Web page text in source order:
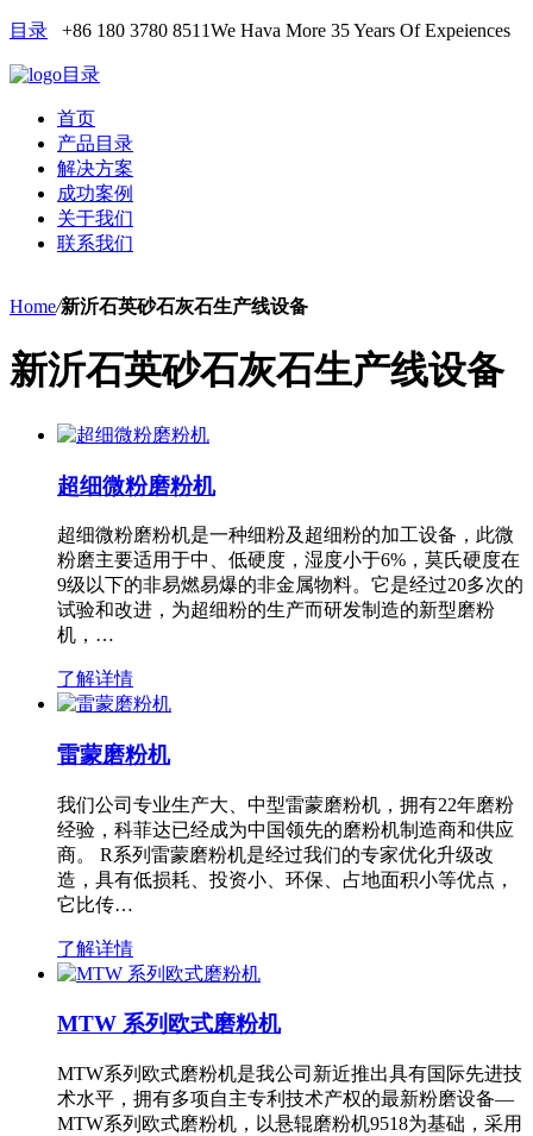
目录 +86 180 3780 8511We Hava More 35 Years Of Expeiences
目录
首页
产品目录
解决方案
成功案例
关于我们
联系我们
Home/新沂石英砂石灰石生产线设备
新沂石英砂石灰石生产线设备
超细微粉磨粉机
超细微粉磨粉机是一种细粉及超细粉的加工设备，此微
粉磨主要适用于中、低硬度，湿度小于6%，莫氏硬度在
9级以下的非易燃易爆的非金属物料。它是经过20多次的
试验和改进，为超细粉的生产而研发制造的新型磨粉
机，…
了解详情
雷蒙磨粉机
我们公司专业生产大、中型雷蒙磨粉机，拥有22年磨粉
经验，科菲达已经成为中国领先的磨粉机制造商和供应
商。 R系列雷蒙磨粉机是经过我们的专家优化升级改
造，具有低损耗、投资小、环保、占地面积小等优点，
它比传…
了解详情
MTW 系列欧式磨粉机
MTW系列欧式磨粉机是我公司新近推出具有国际先进技
术水平，拥有多项自主专利技术产权的最新粉磨设备—
MTW系列欧式磨粉机，以悬辊磨粉机9518为基础，采用